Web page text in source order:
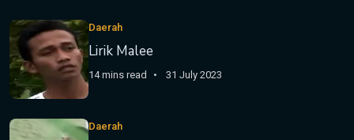
Daerah
Lirik Malee
14 mins read 31 July 2023
Daerah